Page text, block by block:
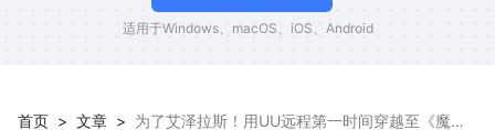
适用于Windows、macOS、iOS、Android
首页 > 文章 > 为了艾泽拉斯！用UU远程第一时间穿越至《魔兽